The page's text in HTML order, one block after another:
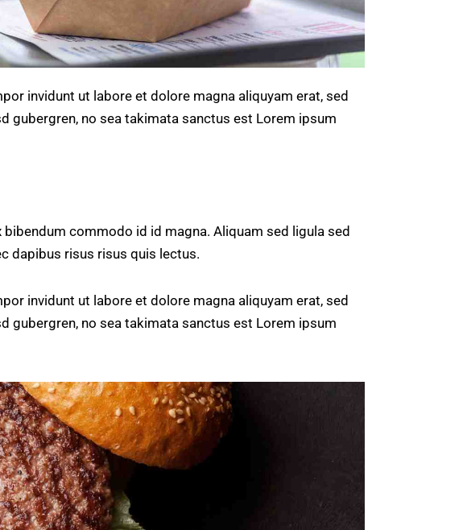
invidunt ut labore et dolore magna aliquyam erat, sed
gubergren, no sea takimata sanctus est Lorem ipsum
commodo id id magna. Aliquam sed ligula sed
dapibus risus risus quis lectus.
invidunt ut labore et dolore magna aliquyam erat, sed
gubergren, no sea takimata sanctus est Lorem ipsum